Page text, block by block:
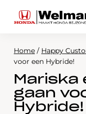
Modellen
Voorraad
Onderhoud en
Home / Happy
voor een Hybride!
Mariska
gaan
Hybride!